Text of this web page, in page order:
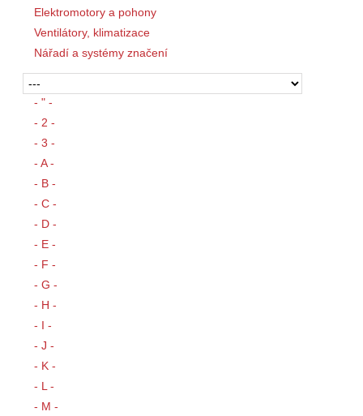
Elektromotory a pohony
Ventilátory, klimatizace
Nářadí a systémy značení
- " -
- 2 -
- 3 -
- A -
- B -
- C -
- D -
- E -
- F -
- G -
- H -
- I -
- J -
- K -
- L -
- M -